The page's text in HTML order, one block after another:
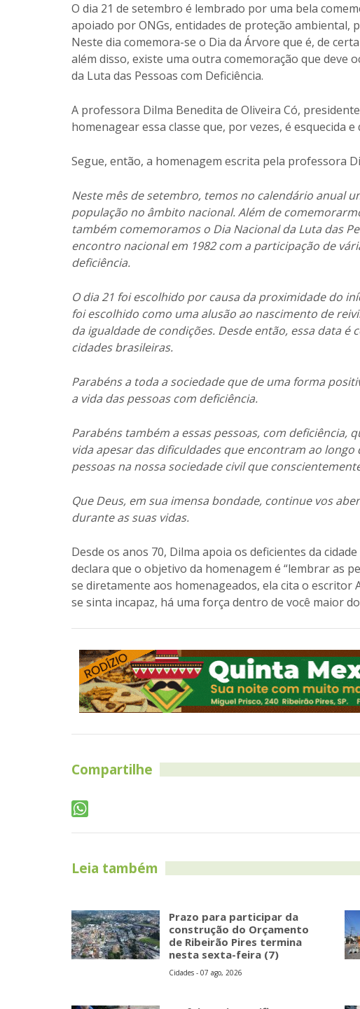
O dia 21 de setembro é lembrado por uma bela
apoiado por ONGs, entidades de proteção ambiental,
Neste dia comemora-se o Dia da Árvore que é, de
além disso, existe uma outra comemoração que deve
da Luta das Pessoas com Deficiência.
A professora Dilma Benedita de Oliveira Có,
homenagear essa classe que, por vezes, é esquecida
Segue, então, a homenagem escrita pela professora
Neste mês de setembro, temos no calendário anual
população no âmbito nacional. Além de
também comemoramos o Dia Nacional da Luta das
encontro nacional em 1982 com a participação de
deficiência.
O dia 21 foi escolhido por causa da proximidade do
foi escolhido como uma alusão ao nascimento de
da igualdade de condições. Desde então, essa data
cidades brasileiras.
Parabéns a toda a sociedade que de uma forma
a vida das pessoas com deficiência.
Parabéns também a essas pessoas, com deficiência,
vida apesar das dificuldades que encontram ao
pessoas na nossa sociedade civil que
Que Deus, em sua imensa bondade, continue vos
durante as suas vidas.
Desde os anos 70, Dilma apoia os deficientes da
declara que o objetivo da homenagem é “lembrar as
se diretamente aos homenageados, ela cita o escritor
se sinta incapaz, há uma força dentro de você maior
Compartilhe
Leia também
Prazo para participar da
construção do Orçamento
de Ribeirão Pires termina
nesta sexta-feira (7)
Cidades - 07 ago, 2026